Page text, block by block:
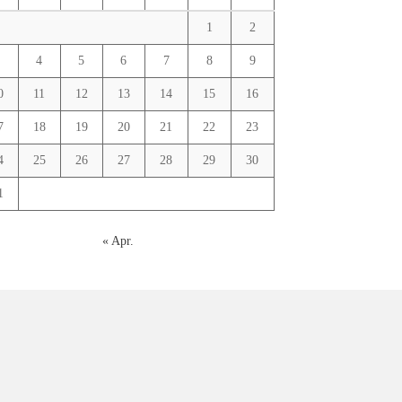
1 2
4 5 6 7 8 9
11 12 13 14 15 16
18 19 20 21 22 23
25 26 27 28 29 30
« Apr.